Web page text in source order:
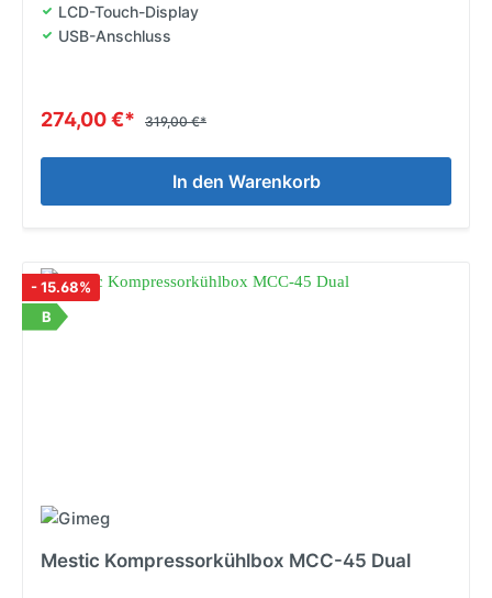
LCD-Touch-Display
USB-Anschluss
274,00 €* 319,00 €*
In den Warenkorb
- 15.68%
B
Mestic Kompressorkühlbox MCC-45 Dual